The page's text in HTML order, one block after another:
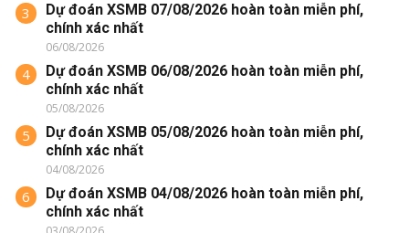
3
Dự đoán XSMB 07/08/2026 hoàn toàn miễn phí,
chính xác nhất
06/08/2026
4
Dự đoán XSMB 06/08/2026 hoàn toàn miễn phí,
chính xác nhất
05/08/2026
5
Dự đoán XSMB 05/08/2026 hoàn toàn miễn phí,
chính xác nhất
04/08/2026
6
Dự đoán XSMB 04/08/2026 hoàn toàn miễn phí,
chính xác nhất